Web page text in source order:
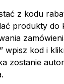
z kodu
produkty do
wpisz kod i
zostanie